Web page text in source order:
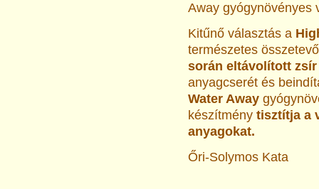
Away gyógynövényes
Kitűnő választás a
természetes
során eltávolított
anyagcserét és
Water Away
készítmény tisztítja a
anyagokat.
Őri-Solymos Kata